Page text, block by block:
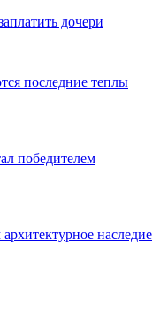
дочери
последние теплы
победителем
наследие